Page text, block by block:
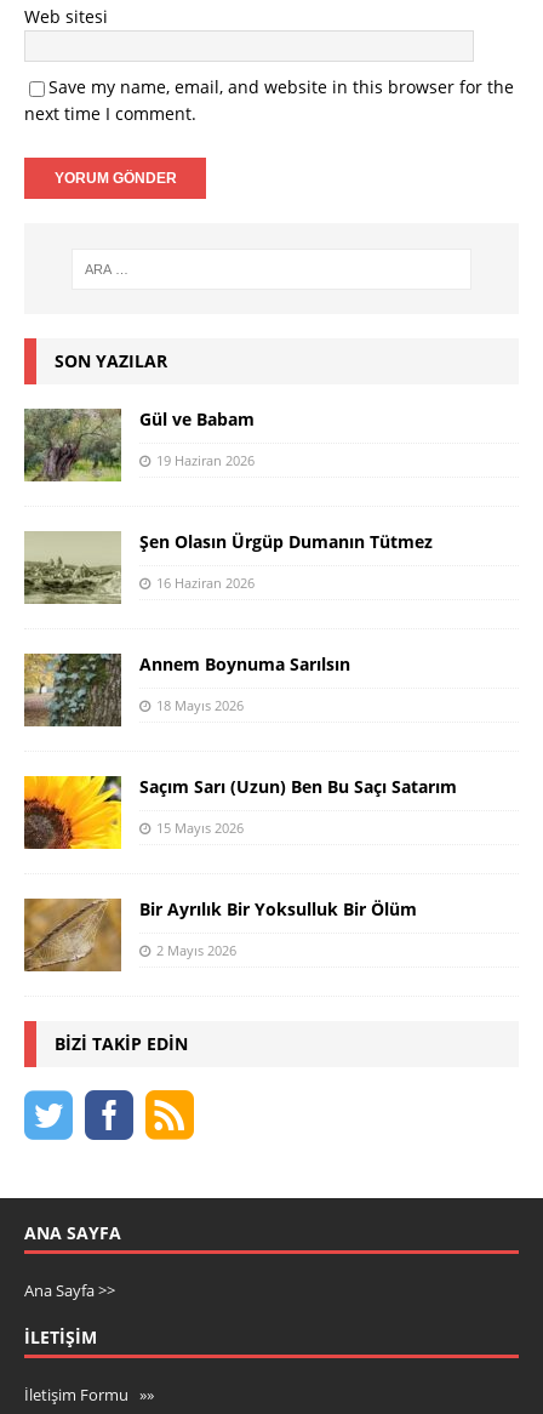
Web sitesi
Save my name, email, and website in this browser for the
next time I comment.
SON YAZILAR
Gül ve Babam
19 Haziran 2026
Şen Olasın Ürgüp Dumanın Tütmez
16 Haziran 2026
Annem Boynuma Sarılsın
18 Mayıs 2026
Saçım Sarı (Uzun) Ben Bu Saçı Satarım
15 Mayıs 2026
Bir Ayrılık Bir Yoksulluk Bir Ölüm
2 Mayıs 2026
BIZI TAKIP EDIN
ANA SAYFA
Ana Sayfa >>
İLETIŞIM
İletişim Formu »»